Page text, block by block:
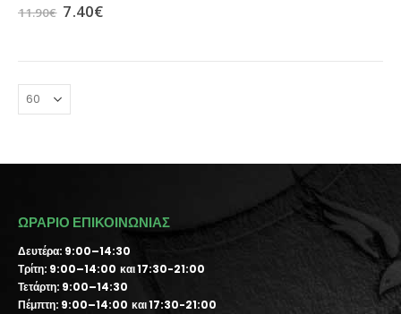
11.90€ 7.40€
ΩΡΑΡΙΟ ΕΠΙΚΟΙΝΩΝΙΑΣ
Δευτέρα: 9:00–14:30
Τρίτη: 9:00–14:00 και 17:30-21:00
Τετάρτη: 9:00–14:30
Πέμπτη: 9:00–14:00 και 17:30-21:00